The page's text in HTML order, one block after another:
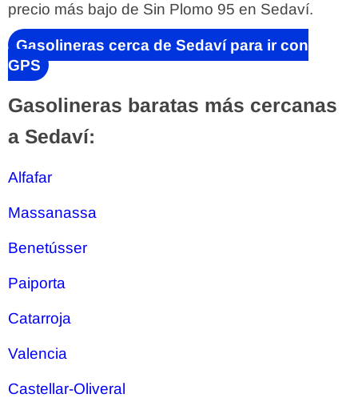
precio más bajo de Sin Plomo 95 en Sedaví.
Gasolineras cerca de Sedaví para ir con
GPS
Gasolineras baratas más cercanas
a Sedaví:
Alfafar
Massanassa
Benetússer
Paiporta
Catarroja
Valencia
Castellar-Oliveral